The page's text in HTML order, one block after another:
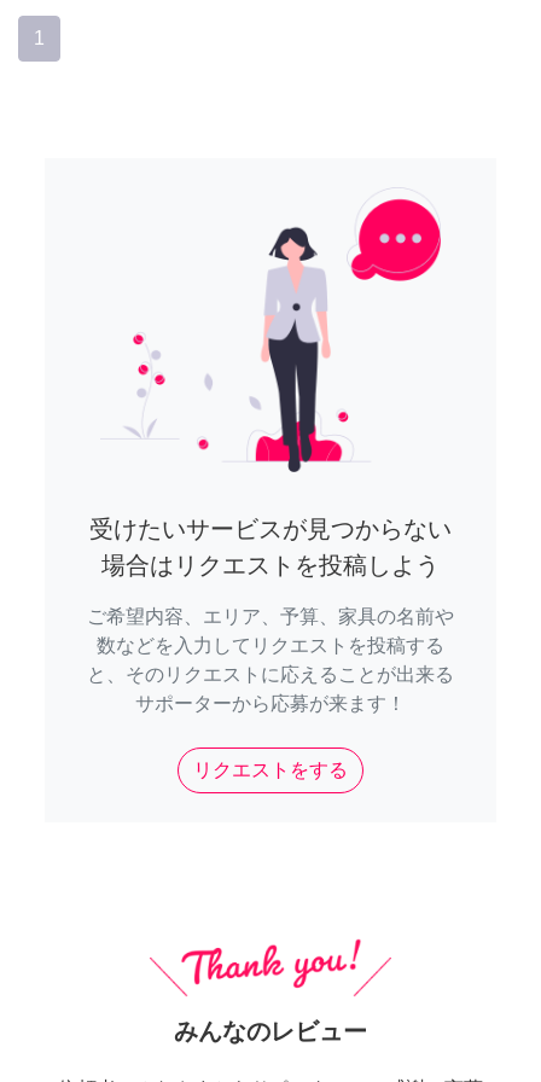
1
受けたいサービスが見つからない
場合はリクエストを投稿しよう
ご希望内容、エリア、予算、家具の名前や
数などを入力してリクエストを投稿する
と、そのリクエストに応えることが出来る
サポーターから応募が来ます！
リクエストをする
みんなのレビュー